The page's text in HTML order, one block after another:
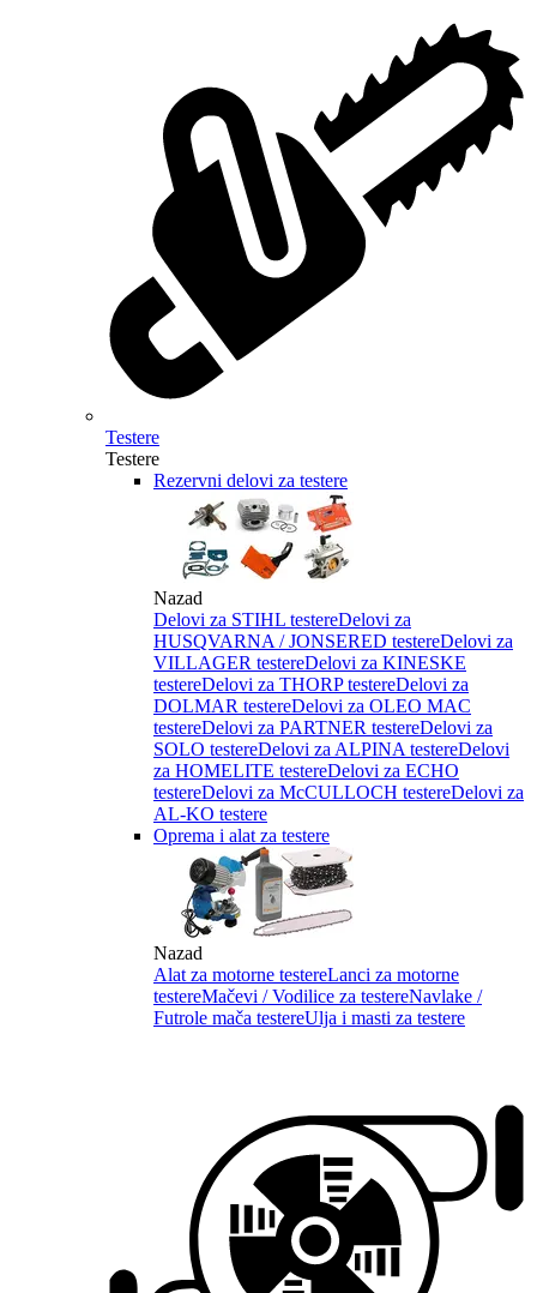
Testere
Testere
Rezervni delovi za testere
Nazad
Delovi za STIHL testereDelovi za
HUSQVARNA / JONSERED testereDelovi za
VILLAGER testereDelovi za KINESKE
testereDelovi za THORP testereDelovi za
DOLMAR testereDelovi za OLEO MAC
testereDelovi za PARTNER testereDelovi za
SOLO testereDelovi za ALPINA testereDelovi
za HOMELITE testereDelovi za ECHO
testereDelovi za McCULLOCH testereDelovi za
AL-KO testere
Oprema i alat za testere
Nazad
Alat za motorne testereLanci za motorne
testereMačevi / Vodilice za testereNavlake /
Futrole mača testereUlja i masti za testere